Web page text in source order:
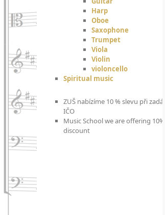
Harp
Oboe
Saxophone
Trumpet
Viola
Violin
violoncello
Spiritual music
ZUŠ nabízíme 10 % slevu při zadání
IČO
Music School we are offering 10%
discount